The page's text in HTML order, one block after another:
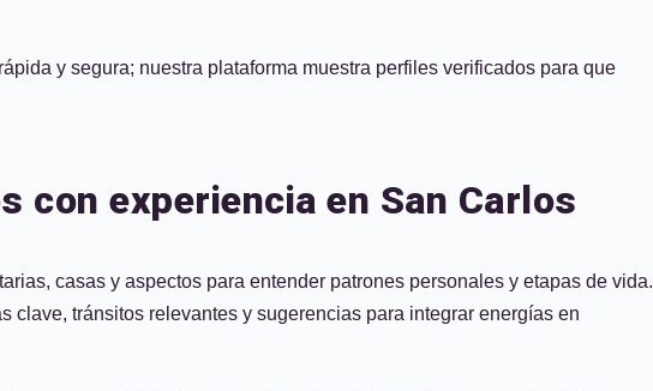
y segura; nuestra plataforma muestra perfiles verificados para que
experiencia en San Carlos
casas y aspectos para entender patrones personales y etapas de vida.
tránsitos relevantes y sugerencias para integrar energías en